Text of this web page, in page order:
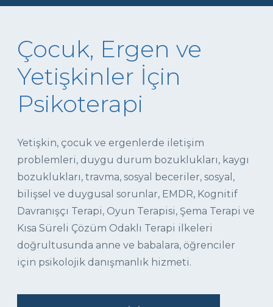
Çocuk, Ergen ve
Yetişkinler İçin
Psikoterapi
Yetişkin, çocuk ve ergenlerde iletişim
problemleri, duygu durum bozuklukları, kaygı
bozuklukları, travma, sosyal beceriler, sosyal,
bilişsel ve duygusal sorunlar, EMDR, Kognitif
Davranışçı Terapi, Oyun Terapisi, Şema Terapi ve
Kısa Süreli Çözüm Odaklı Terapi ilkeleri
doğrultusunda anne ve babalara, öğrenciler
için psikolojik danışmanlık hizmeti.